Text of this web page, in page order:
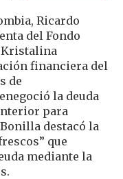
Ricardo
del Fondo
financiera del
de
la deuda
para
destacó la
que
mediante la